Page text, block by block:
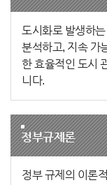
도시화로 발생하
분석하고, 지속 가
한 효율적인 도시
니다.
정부규제론
정부 규제의 이론